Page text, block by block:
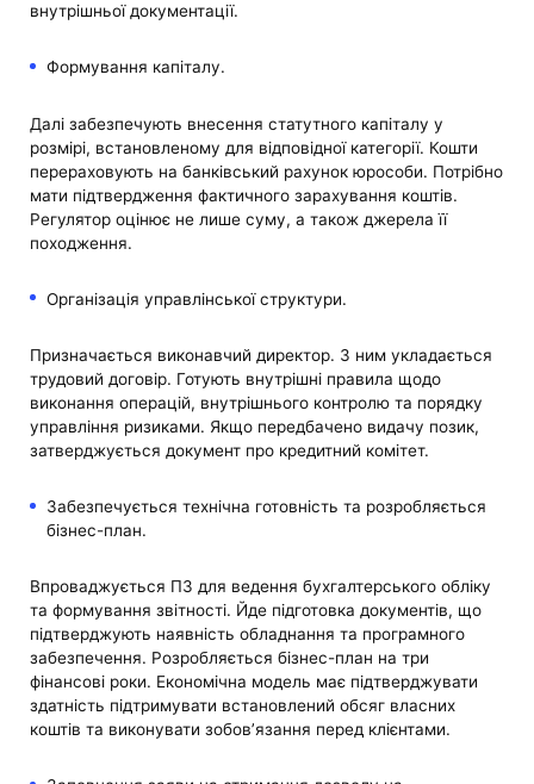
внутрішньої документації.
Формування капіталу.
Далі забезпечують внесення статутного капіталу у
розмірі, встановленому для відповідної категорії. Кошти
перераховують на банківський рахунок юрособи. Потрібно
мати підтвердження фактичного зарахування коштів.
Регулятор оцінює не лише суму, а також джерела її
походження.
Організація управлінської структури.
Призначається виконавчий директор. З ним укладається
трудовий договір. Готують внутрішні правила щодо
виконання операцій, внутрішнього контролю та порядку
управління ризиками. Якщо передбачено видачу позик,
затверджується документ про кредитний комітет.
Забезпечується технічна готовність та розробляється
бізнес-план.
Впроваджується ПЗ для ведення бухгалтерського обліку
та формування звітності. Йде підготовка документів, що
підтверджують наявність обладнання та програмного
забезпечення. Розробляється бізнес-план на три
фінансові роки. Економічна модель має підтверджувати
здатність підтримувати встановлений обсяг власних
коштів та виконувати зобов’язання перед клієнтами.